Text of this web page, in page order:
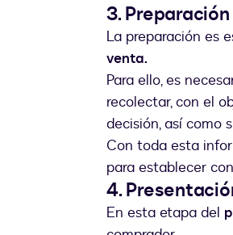
3. Preparación
La preparación es
venta.
Para ello, es
recolectar, con el
decisión, así como
Con toda esta
para establecer
4.
En esta etapa del